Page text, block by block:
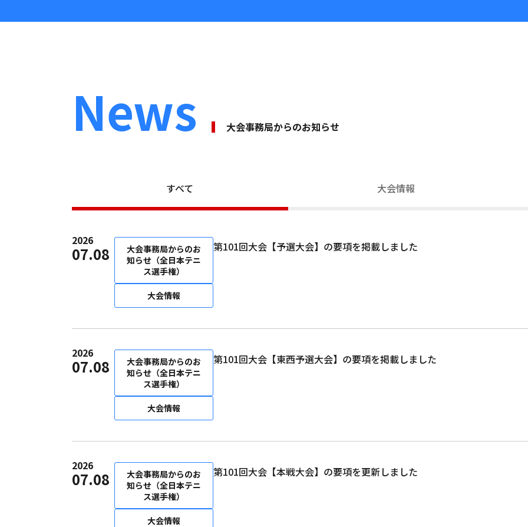
News ⼤会事務局からのお知らせ
すべて 大会情報
2026
07.08
大会事務局からのお
知らせ（全日本テニ
ス選手権）
大会情報
第101回大会【予選大会】の要項を掲載しました
2026
07.08
大会事務局からのお
知らせ（全日本テニ
ス選手権）
大会情報
第101回大会【東西予選大会】の要項を掲載しました
2026
07.08
大会事務局からのお
知らせ（全日本テニ
ス選手権）
大会情報
第101回大会【本戦大会】の要項を更新しました